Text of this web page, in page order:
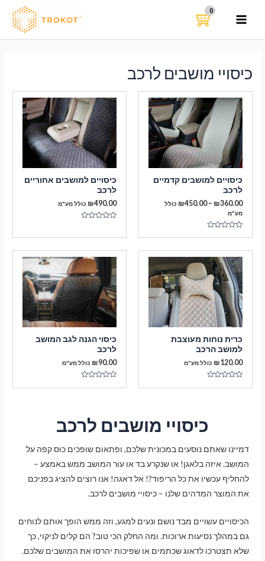
MAIN
כיסויי מושבים לרכב
כיסויים למושבים קדמיים
לרכב
₪360.00
–
₪450.00
טווח
⁦₪450.00⁩
כולל
מע"מ
0
ת
ו
ך
5
כיסויים למושבים אחוריים
לרכב
₪490.00 כולל מע"מ
ר
0
מ
ת
ו
ך
כרית נוחות מעוצבת
למושב הרכב
₪120.00 כולל מע"מ
כיסוי הגנה לגב המושב
לרכב
₪90.00 כולל מע"מ
ת
כיסויי מושבים לרכב
דמיינו שאתם נוסעים במכונית שלכם, ופתאום שופכים כוס קפה על
המושב. איזה בלאגן! או שנקרע בד או עור המושב ממש באמצע –
להחליף עכשיו את כל הריפוד?! אל דאגה! אנו רוצים להציג בפניכם
את המוצר המדהים שלנו – כיסויי מושבים לרכב.
הכיסויים עשויים מבד נושם ונעים למגע, וזה ממש הופך אותם לנוחים
גם במהלך נסיעות ארוכות. ומה החלק הכי טוב? הם קלים לניקוי, כך
שלא תצטרכו לדאוג שכתמים או שפיכות יהרסו את המושבים שלכם.